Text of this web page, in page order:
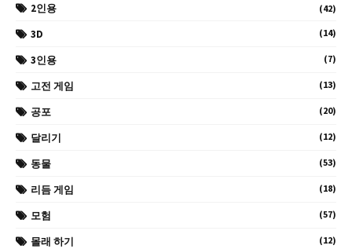
2인용 (42)
3D (14)
3인용 (7)
고전 게임 (13)
공포 (20)
달리기 (12)
동물 (53)
리듬 게임 (18)
모험 (57)
몰래 하기 (12)